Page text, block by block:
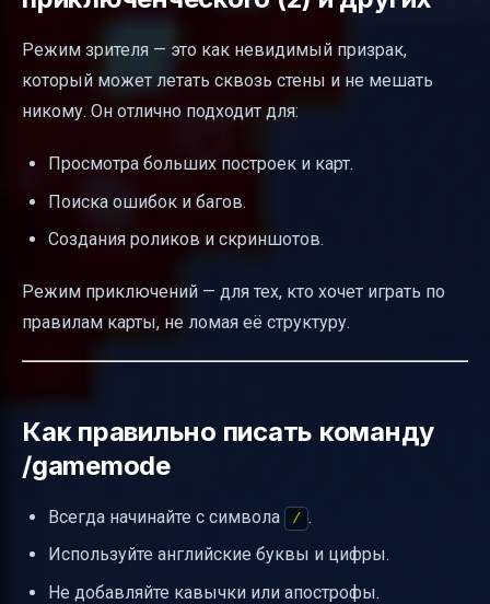
Режим зрителя — это как невидимый призрак,
который может летать сквозь стены и не мешать
никому. Он отлично подходит для:
Просмотра больших построек и карт.
Поиска ошибок и багов.
Создания роликов и скриншотов.
Режим приключений — для тех, кто хочет играть по
правилам карты, не ломая её структуру.
Как правильно писать команду
/gamemode
Всегда начинайте с символа / .
Используйте английские буквы и цифры.
Не добавляйте кавычки или апострофы.